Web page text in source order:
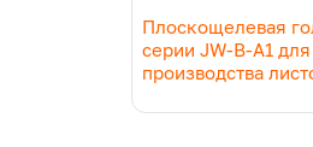
Плоскощелевая
серии JW-B-A1 для
производства